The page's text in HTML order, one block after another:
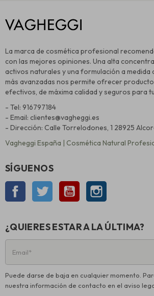
La marca de cosmética profesional
con las mejores opiniones. Una alta
activos naturales y una formulación a medida
más avanzadas nos permite ofrecer
efectivos, de máxima calidad y seguros para
- Tel: 916797184
- Email: clientes@vagheggi.es
- Dirección: Calle Torrelodones, 1 28925
Vagheggi España | Cosmética Natural
SÍGUENOS
Facebook Twitter YouTube
¿QUIERES ESTAR A LA ÚLTIMA?
Puede darse de baja en cualquier momento.
nuestra información de contacto en el aviso